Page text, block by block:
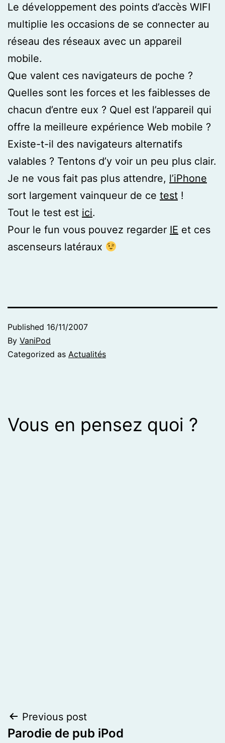
Le développement des points d’accès WIFI
multiplie les occasions de se connecter au
réseau des réseaux avec un appareil
mobile.
Que valent ces navigateurs de poche ?
Quelles sont les forces et les faiblesses de
chacun d’entre eux ? Quel est l’appareil qui
offre la meilleure expérience Web mobile ?
Existe-t-il des navigateurs alternatifs
valables ? Tentons d’y voir un peu plus clair.
Je ne vous fait pas plus attendre, l’iPhone
sort largement vainqueur de ce test !
Tout le test est ici.
Pour le fun vous pouvez regarder IE et ces
ascenseurs latéraux
Published 16/11/2007
By VaniPod
Categorized as Actualités
Vous en pensez quoi ?
Post
Previous post
Parodie de pub iPod